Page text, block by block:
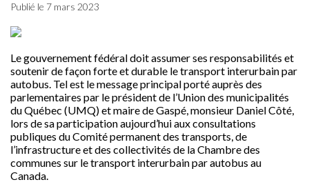
Publié le 7 mars 2023
Le gouvernement fédéral doit assumer ses responsabilités et
soutenir de façon forte et durable le transport interurbain par
autobus. Tel est le message principal porté auprès des
parlementaires par le président de l’Union des municipalités
du Québec (UMQ) et maire de Gaspé, monsieur Daniel Côté,
lors de sa participation aujourd’hui aux consultations
publiques du Comité permanent des transports, de
l’infrastructure et des collectivités de la Chambre des
communes sur le transport interurbain par autobus au
Canada.